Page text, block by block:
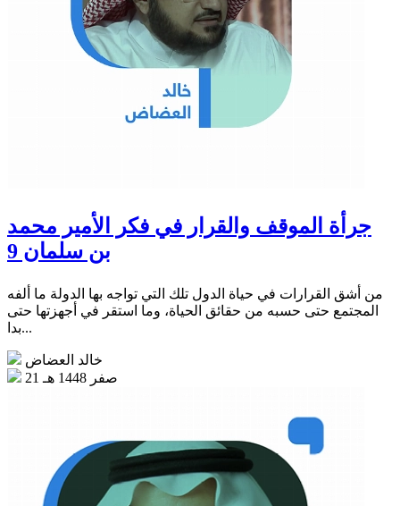
جرأة الموقف والقرار في فكر الأمير محمد
بن سلمان 9
من أشق القرارات في حياة الدول تلك التي تواجه بها الدولة ما ألفه
المجتمع حتى حسبه من حقائق الحياة، وما استقر في أجهزتها حتى
بدا...
خالد العضاض
21 صفر 1448 هـ